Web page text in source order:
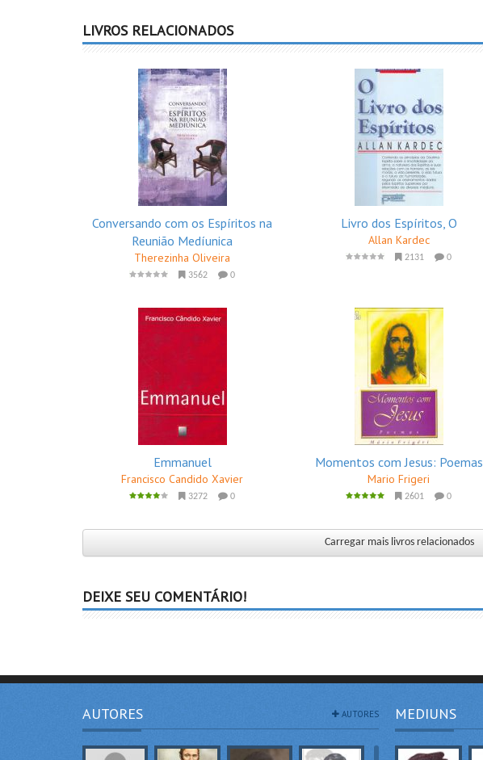
LIVROS RELACIONADOS
Conversando com os Espíritos na
Reunião Medíunica
Therezinha Oliveira
3562 0
Livro dos Espíritos, O
Allan Kardec
2131 0
Emmanuel
Francisco Candido Xavier
3272 0
Momentos com Jesus: Poemas
Mario Frigeri
2601 0
Carregar mais livros relacionados
DEIXE SEU COMENTÁRIO!
AUTORES AUTORES MEDIUNS